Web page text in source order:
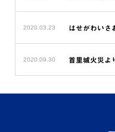
2020.03.23
2020.09.30